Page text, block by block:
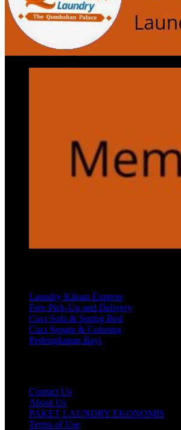
Laundry Kiloan Express
Free Pick-Up and Delivery
Cuci Sofa & Spring Bed
Cuci Sepatu & Coloring
Perlengkapan Bayi
Contact Us
About Us
PAKET LAUNDRY EKONOMIS
Terms of Use